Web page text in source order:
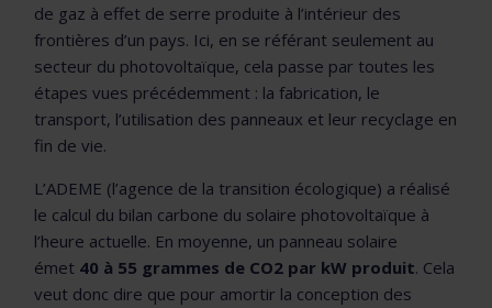
de gaz à effet de serre produite à l’intérieur des
frontières d’un pays. Ici, en se référant seulement au
secteur du photovoltaïque, cela passe par toutes les
étapes vues précédemment : la fabrication, le
transport, l’utilisation des panneaux et leur recyclage en
fin de vie.
L’ADEME (l’agence de la transition écologique) a réalisé
le calcul du bilan carbone du solaire photovoltaïque à
l’heure actuelle. En moyenne, un panneau solaire
émet 40 à 55 grammes de CO2 par kW produit. Cela
veut donc dire que pour amortir la conception des